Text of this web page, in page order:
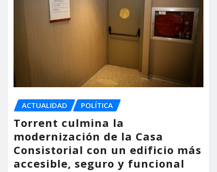
ACTUALIDAD POLÍTICA
Torrent culmina la
modernización de la Casa
Consistorial con un edificio más
accesible, seguro y funcional